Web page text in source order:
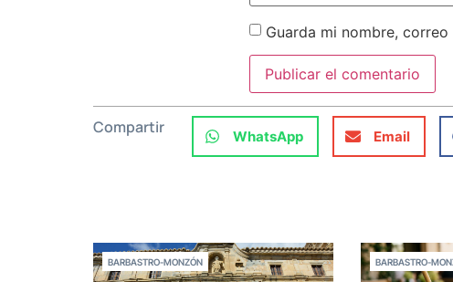
Guarda mi nombre,
Compartir WhatsApp Email
BARBASTRO-MONZÓN BARBASTRO-